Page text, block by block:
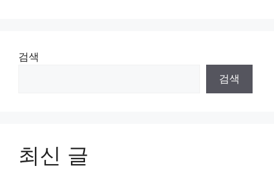
검색
검색
최신 글